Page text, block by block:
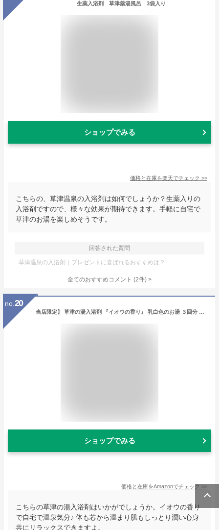
生薬入浴剤 草津薬湯風呂 3袋入り
ショップでみる
価格と在庫を楽天でチェック >>
こちらの、草津温泉の入浴剤は如何でしょうか？生薬入りの
入浴剤ですので、様々な効果が期待できます。手軽に自宅で
草津のお湯を楽しめそうです。
回答された質問
草津温泉の入浴剤｜プレゼントに喜ばれるおすすめは？
全てのおすすめコメント (2件) >
no. 20
当店限定】 草津の湯入浴剤 『イオウの香り』 乳白色のお湯 ３回分 （２５ｇＸ３袋）
ショップでみる
価格と在庫をAmazonでチェック >>
こちらの草津の湯入浴剤はいかがでしょうか。イオウの香り
で自宅で温泉気分♪ 体も芯から温まり肌もしっとり潤い心身
共にリラックスできますよ。